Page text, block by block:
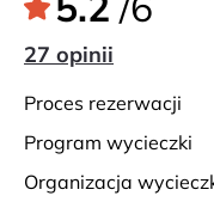
27 opinii
proces rezerwacji
program wycieczki
organizacja